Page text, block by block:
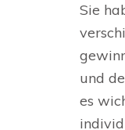
Sie
und
es